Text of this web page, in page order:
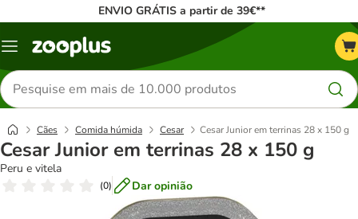
ENVIO GRÁTIS a partir de 39€**
Menu
Pesquisar
produtos
Cães Comida húmida Cesar Cesar Junior em terrinas 28 x 150 g
Cesar Junior em terrinas 28 x 150 g
Peru e vitela
(0) Dar opinião